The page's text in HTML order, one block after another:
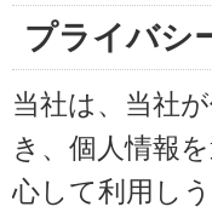
プライバシ
当社は、当社
き、個人情報
心して利用し